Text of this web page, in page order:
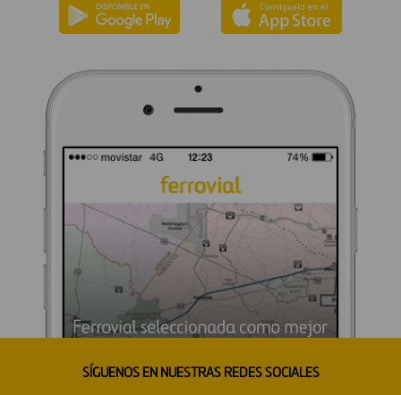
SÍGUENOS EN NUESTRAS REDES SOCIALES